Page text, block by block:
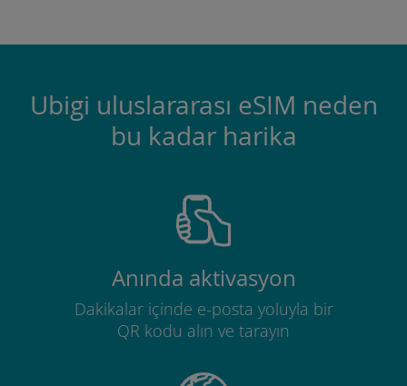
Ubigi uluslararası eSIM neden
bu kadar harika
Anında aktivasyon
Dakikalar içinde e-posta yoluyla bir
QR kodu alın ve tarayın